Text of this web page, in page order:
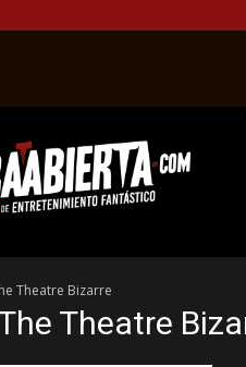
Theatre Bizarre
Theatre